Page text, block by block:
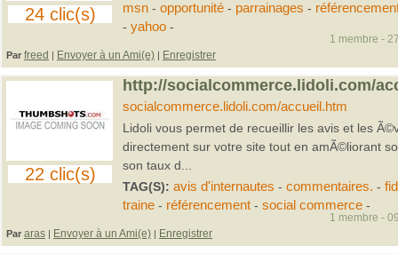
24 clic(s)
msn - opportunité- parrainages -
- yahoo-
Par freed | Envoyer à un Ami(e) | Enregistrer
1 membre -
22 clic(s)
http://socialcommerce.lidoli.com/
socialcommerce.lidoli.com/accueil.htm
Lidoli vous permet de recueillir les avis et les
directement sur votre site tout en amÃ©liorant
son taux d...
TAG(S): avis d'internautes - commentaires. -
traine- référencement- social commerce-
Par aras | Envoyer à un Ami(e) | Enregistrer
1 membre -